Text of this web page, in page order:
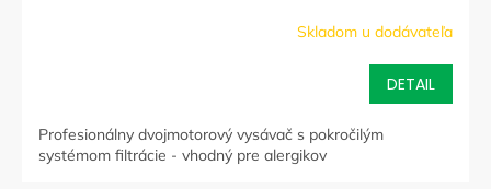
Skladom u dodávateľa
DETAIL
Profesionálny dvojmotorový vysávač s pokročilým
systémom filtrácie - vhodný pre alergikov